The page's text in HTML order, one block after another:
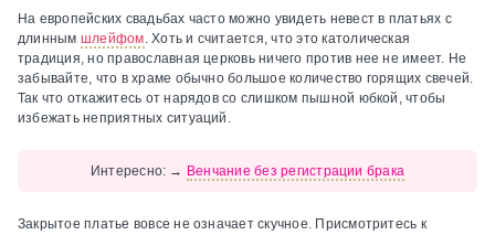
На европейских свадьбах часто можно увидеть невест в платьях с
длинным шлейфом . Хоть и считается, что это католическая
традиция, но православная церковь ничего против нее не имеет. Не
забывайте, что в храме обычно большое количество горящих свечей.
Так что откажитесь от нарядов со слишком пышной юбкой, чтобы
избежать неприятных ситуаций.
Интересно: → Венчание без регистрации брака
Закрытое платье вовсе не означает скучное. Присмотритесь к